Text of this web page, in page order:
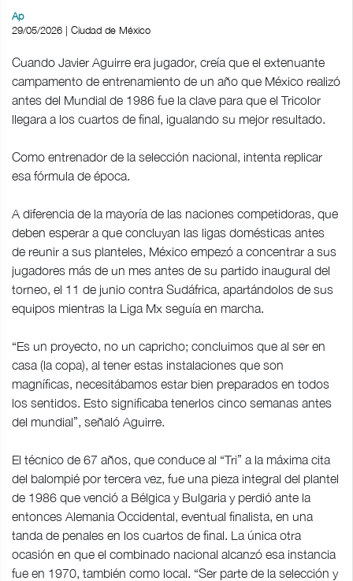
Ap
29/05/2026 | Ciudad de México
Cuando Javier Aguirre era jugador, creía que el extenuante
campamento de entrenamiento de un año que México realizó
antes del Mundial de 1986 fue la clave para que el Tricolor
llegara a los cuartos de final, igualando su mejor resultado.
Como entrenador de la selección nacional, intenta replicar
esa fórmula de época.
A diferencia de la mayoría de las naciones competidoras, que
deben esperar a que concluyan las ligas domésticas antes
de reunir a sus planteles, México empezó a concentrar a sus
jugadores más de un mes antes de su partido inaugural del
torneo, el 11 de junio contra Sudáfrica, apartándolos de sus
equipos mientras la Liga Mx seguía en marcha.
“Es un proyecto, no un capricho; concluimos que al ser en
casa (la copa), al tener estas instalaciones que son
magníficas, necesitábamos estar bien preparados en todos
los sentidos. Esto significaba tenerlos cinco semanas antes
del mundial”, señaló Aguirre.
El técnico de 67 años, que conduce al “Tri” a la máxima cita
del balompié por tercera vez, fue una pieza integral del plantel
de 1986 que venció a Bélgica y Bulgaria y perdió ante la
entonces Alemania Occidental, eventual finalista, en una
tanda de penales en los cuartos de final. La única otra
ocasión en que el combinado nacional alcanzó esa instancia
fue en 1970, también como local. “Ser parte de la selección y